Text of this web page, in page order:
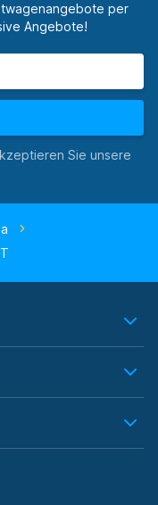
per
Angebote!
Sie unsere